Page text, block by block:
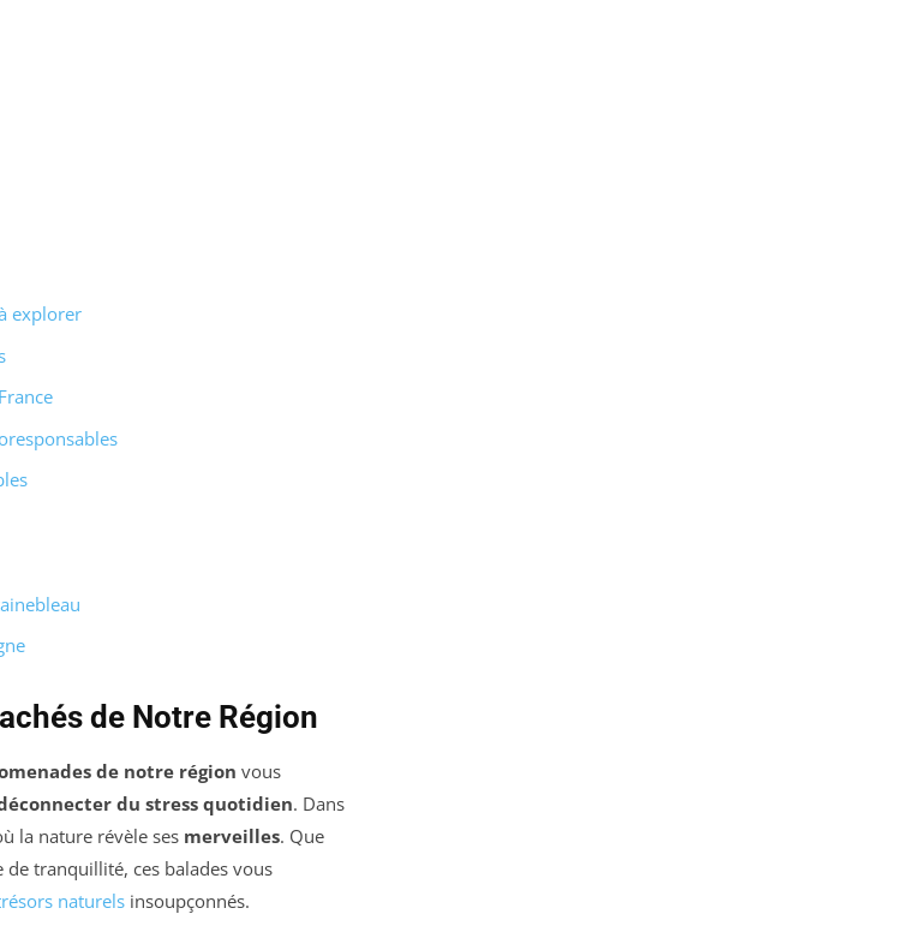
explorer
de Notre Région
de notre région vous
du stress quotidien. Dans
la nature révèle ses merveilles. Que
tranquillité, ces balades vous
naturels insoupçonnés.